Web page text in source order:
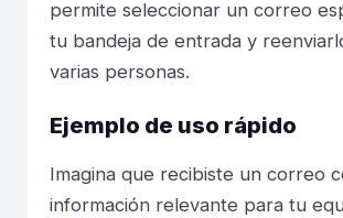
permite seleccionar un correo
tu bandeja de entrada y
varias personas.
Ejemplo de uso rápido
Imagina que recibiste un correo
información relevante para tu